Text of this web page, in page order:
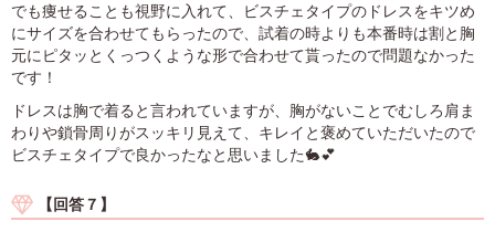
でも痩せることも視野に入れて、ビスチェタイプのドレスをキツめ
にサイズを合わせてもらったので、試着の時よりも本番時は割と胸
元にピタッとくっつくような形で合わせて貰ったので問題なかった
です！
ドレスは胸で着ると言われていますが、胸がないことでむしろ肩ま
わりや鎖骨周りがスッキリ見えて、キレイと褒めていただいたので
ビスチェタイプで良かったなと思いました🐇💕
【回答７】